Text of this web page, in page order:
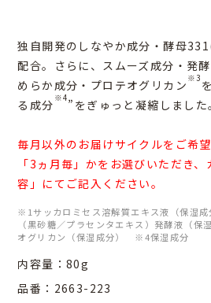
独自開発のしなやか成分・酵母
配合。さらに、スムーズ成分・発
めらか成分・プロテオグリカン ※3
る成分 ※4”をぎゅっと凝縮しました
毎月以外のお届けサイクルをご希
「3ヵ月毎」かをお選びいただき
容」にてご記入ください。
※1サッカロミセス溶解質エキス液（保湿
（黒砂糖／プラセンタエキス）発酵液（
オグリカン（保湿成分） ※4保湿成分
内容量：80g
品番： 2663-223